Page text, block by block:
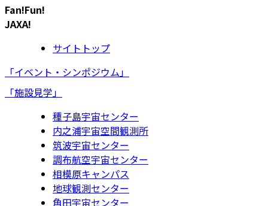
Fan!Fun!
JAXA!
サイトトップ
「イベント・シンポジウム」
「施設見学」
種子島宇宙センター
内之浦宇宙空間観測所
筑波宇宙センター
調布航空宇宙センター
相模原キャンパス
地球観測センター
角田宇宙センター